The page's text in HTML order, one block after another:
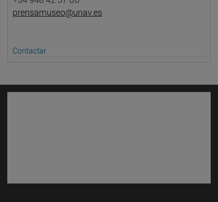
prensamuseo@unav.es
Contactar